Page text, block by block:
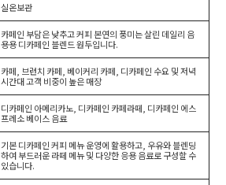
실온보관
카페인 부담은 낮추고 커피 본연의 풍미는 살린 데일리 음
용용 디카페인 블렌드 원두입니다.
카페, 브런치 카페, 베이커리 카페, 디카페인 수요 및 저녁
시간대 고객 비중이 높은 매장
디카페인 아메리카노, 디카페인 카페라떼, 디카페인 에스
프레소 베이스 음료
기본 디카페인 커피 메뉴 운영에 활용하고, 우유와 블렌딩
하여 부드러운 라떼 메뉴 및 다양한 응용 음료로 구성할 수
있습니다.